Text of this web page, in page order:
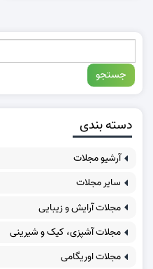
دسته بندی
آرشیو مجلات
سایر مجلات
مجلات آرایش و زیبایی
مجلات آشپزی، کیک و شیرینی
مجلات اوریگامی